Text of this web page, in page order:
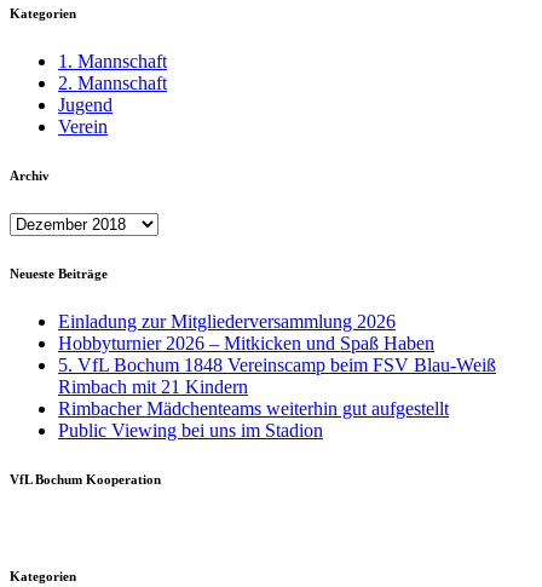
Kategorien
1. Mannschaft
2. Mannschaft
Jugend
Verein
Archiv
Archiv
Neueste Beiträge
Einladung zur Mitgliederversammlung 2026
Hobbyturnier 2026 – Mitkicken und Spaß Haben
5. VfL Bochum 1848 Vereinscamp beim FSV Blau-Weiß
Rimbach mit 21 Kindern
Rimbacher Mädchenteams weiterhin gut aufgestellt
Public Viewing bei uns im Stadion
VfL Bochum Kooperation
Kategorien